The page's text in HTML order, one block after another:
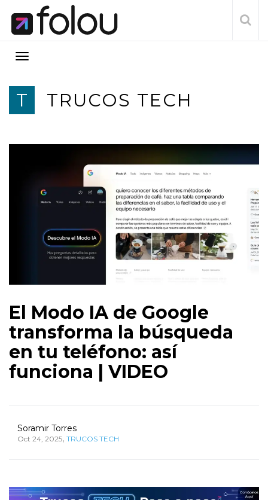
T TRUCOS TECH
El Modo IA de Google
transforma la búsqueda
en tu teléfono: así
funciona | VIDEO
Soramir Torres
Oct 24, 2025, TRUCOS TECH